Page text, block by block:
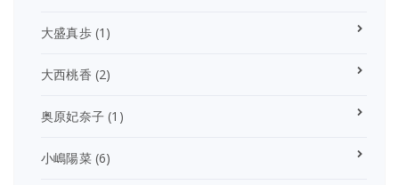
大盛真歩(1)
大西桃香 (2)
奥原妃奈子 (1)
小嶋陽菜(6)